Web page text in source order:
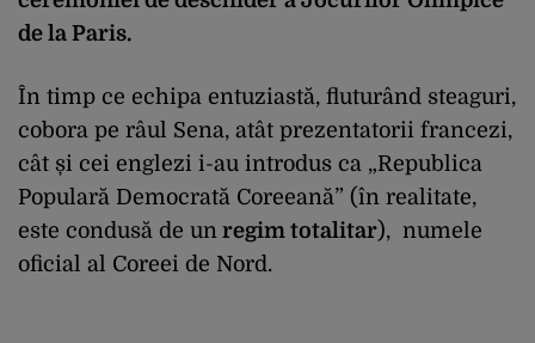
de la Paris.
În timp ce echipa entuziastă, fluturând steaguri,
cobora pe râul Sena, atât prezentatorii francezi,
cât și cei englezi i-au introdus ca „Republica
Populară Democrată Coreeană” (în realitate,
este condusă de un regim totalitar), numele
oficial al Coreei de Nord.